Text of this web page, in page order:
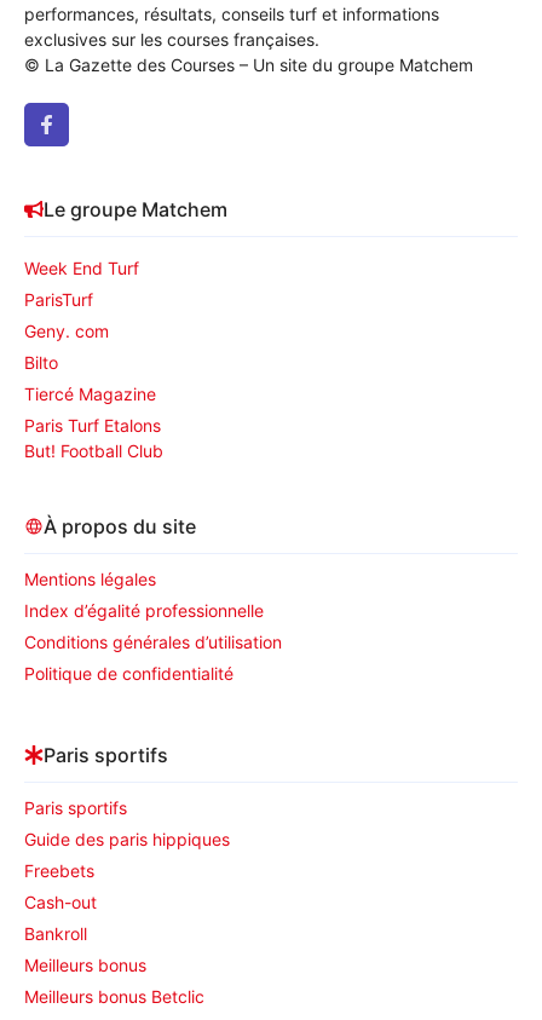
performances, résultats, conseils turf et informations
exclusives sur les courses françaises.
© La Gazette des Courses – Un site du groupe Matchem
Le groupe Matchem
Week End Turf
ParisTurf
Geny. com
Bilto
Tiercé Magazine
Paris Turf Etalons
But! Football Club
À propos du site
Mentions légales
Index d’égalité professionnelle
Conditions générales d’utilisation
Politique de confidentialité
Paris sportifs
Paris sportifs
Guide des paris hippiques
Freebets
Cash-out
Bankroll
Meilleurs bonus
Meilleurs bonus Betclic